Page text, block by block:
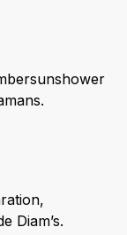
Diam’s.